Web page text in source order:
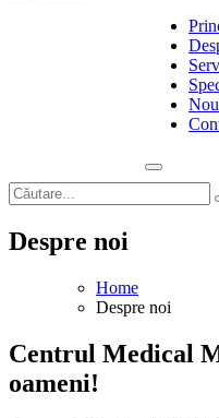
Despre noi
Home
Despre noi
Centrul Medical
oameni!